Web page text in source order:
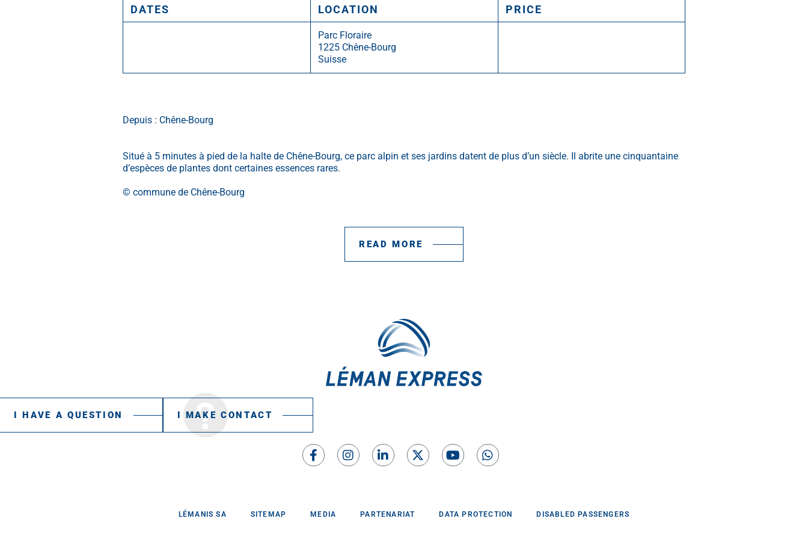
DATES LOCATION
Parc Floraire
1225 Chêne-Bourg
Suisse
PRICE
Depuis : Chêne-Bourg
Situé à 5 minutes à pied de la halte de Chêne-Bourg, ce parc alpin et ses jardins datent de plus d’un siècle. Il abrite une cinquantaine
d’espèces de plantes dont certaines essences rares.
© commune de Chêne-Bourg
READ MORE
I HAVE A QUESTION I MAKE CONTACT
LÉMANIS SA SITEMAP MEDIA PARTENARIAT DATA PROTECTION DISABLED PASSENGERS